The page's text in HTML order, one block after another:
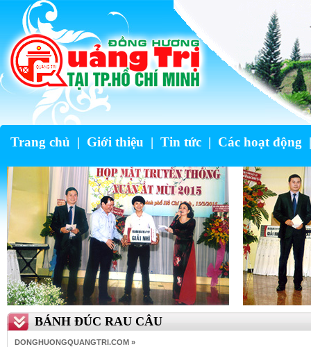
Trang chủ | Giới thiệu | Tin tức | Các hoạt động |
BÁNH ĐÚC RAU CÂU
DONGHUONGQUANGTRI.COM »